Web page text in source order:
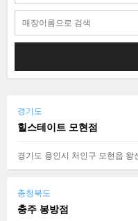
경기도
힐스테이트 모현점
경기도 용인시 처인구 모현읍 왕
충청북도
충주 봉방점